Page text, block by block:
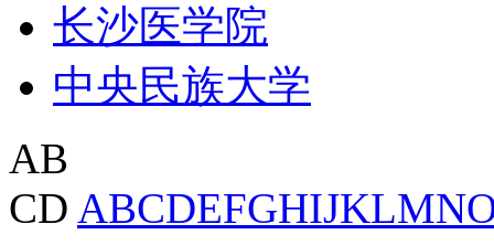
长沙医学院
中央民族大学
AB
CD ABCDEFGHIJKLMN